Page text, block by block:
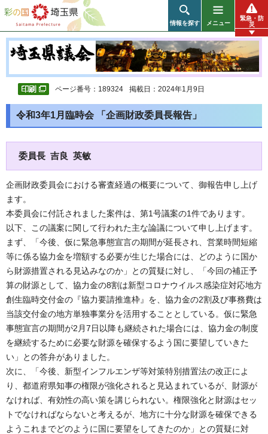
彩の国 埼玉県
情報を探す メニュー
緊急・防
災
ページ番号：189324 掲載日：2024年1月9日
令和3年1月臨時会 「企画財政委員長報告」
委員長 吉良 英敏
企画財政委員会における審査経過の概要について、御報告申し上げ
ます。
本委員会に付託されました案件は、第1号議案の1件であります。
以下、この議案に関して行われた主な論議について申し上げます。
まず、「今後、仮に緊急事態宣言の期間が延長され、営業時間短縮
等に係る協力金を増額する必要が生じた場合には、どのように国か
ら財源措置される見込みなのか」との質疑に対し、「今回の補正予
算の財源として、協力金の8割は新型コロナウイルス感染症対応地方
創生臨時交付金の『協力要請推進枠』を、協力金の2割及び事務費は
当該交付金の地方単独事業分を活用することとしている。仮に緊急
事態宣言の期間が2月7日以降も継続された場合には、協力金の制度
を継続するために必要な財源を確保するよう国に要望していきた
い」との答弁がありました。
次に、「今後、新型インフルエンザ等対策特別措置法の改正によ
り、都道府県知事の権限が強化されると見込まれているが、財源が
なければ、有効性の高い策を講じられない。権限強化と財源はセッ
トでなければならないと考えるが、地方に十分な財源を確保できる
ようこれまでどのように国に要望をしてきたのか」との質疑に対